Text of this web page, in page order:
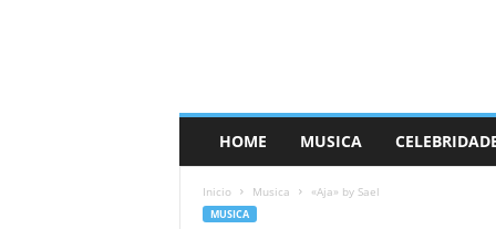
a
HOME MUSICA
Inicio Musica «Aja» by Sael
MUSICA